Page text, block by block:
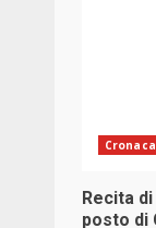
Recita
posto di